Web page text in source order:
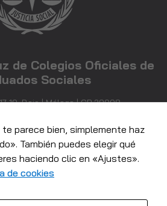
de Colegios Oficiales de
Sociales
19, Bajo | Málaga | CP 29008
te parece bien, simplemente haz
También puedes elegir qué
haciendo clic en «Ajustes».
de cookies
Marketing
Al compartir tus
intereses y
nuestro sitio,
aumentas la
ver contenido y
personalizados.